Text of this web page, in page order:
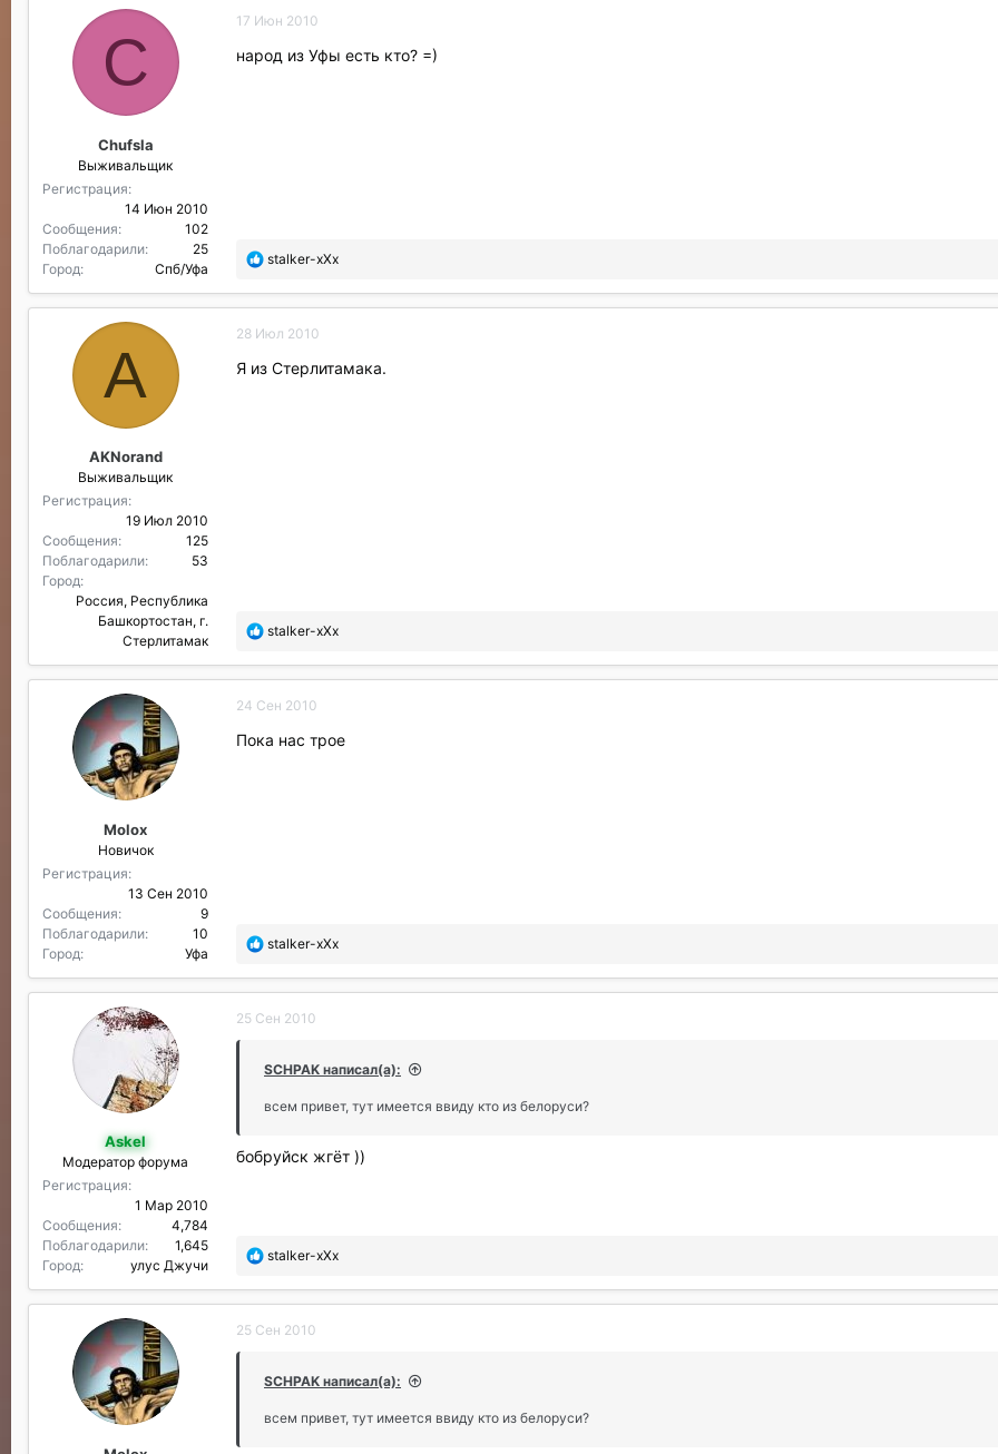
ч
л
а
C
Chufsla
Выживальщик
Регистрация
14 Июн 2010
Сообщения
102
Поблагодарили
25
Город
Спб/Уфа
17 Июн 2010
народ из Уфы есть кто? =)
П
б
а
о
stalker-xXx
A
AKNorand
Выживальщик
Регистрация
19 Июл 2010
Сообщения
125
Поблагодарили
53
Город
Россия, Республика
Башкортостан, г.
Стерлитамак
28 Июл 2010
Я из Стерлитамака.
П
б
а
о
stalker-xXx
Molox
Новичок
Регистрация
13 Сен 2010
Сообщения
9
Поблагодарили
10
Город
Уфа
24 Сен 2010
Пока нас трое
П
б
а
о
д
а
л
stalker-xXx
Askel
Модератор форума
Регистрация
1 Мар 2010
Сообщения
4,784
Поблагодарили
1,645
Город
улус Джучи
25 Сен 2010
SCHPAK написал(а):
всем привет, тут имеется ввиду кто из белоруси?
бобруйск жгёт ))
П
б
а
о
а
stalker-xXx
25 Сен 2010
SCHPAK написал(а):
всем привет, тут имеется ввиду кто из белоруси?